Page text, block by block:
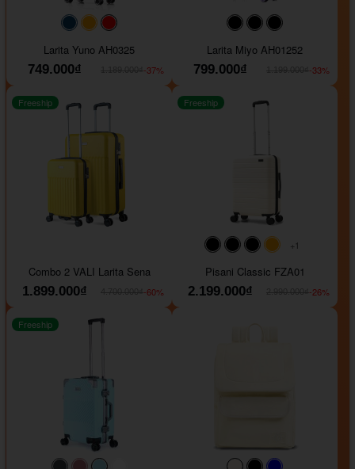
#093f69#ffa500
Larita Yuno AH0325
749.000₫
-37%
#000000#000000
Larita Miyo AH01252
799.000₫
-33%
Freeship
Combo 2 VALI Larita Sena
1.899.000₫
-60%
#000000#000000#000000
+1
Freeship
Pisani Classic FZA01
2.199.000₫
-26%
Freeship